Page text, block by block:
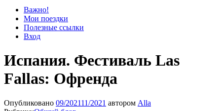
Просто блог
Мир удивительней, чем кажется
Важно!
Мои поездки
Полезные ссылки
Вход
Испания. Фестиваль Las
Fallas: Офренда
Опубликовано 09/202111/2021 автором Alla